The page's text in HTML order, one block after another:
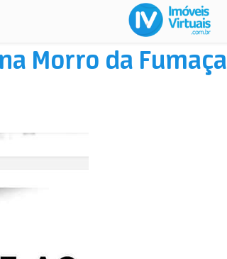
Morro da Fumaça